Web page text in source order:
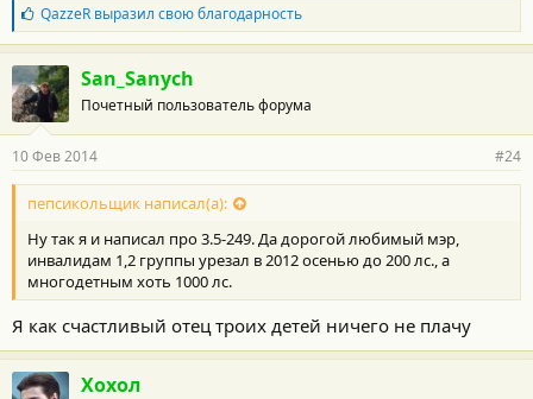
Б
л
а
г
о
а
н
о
с
и
:
QazzeRвыразил свою благодарность
San_Sanych
Почетный пользователь форума
10 Фев 2014 #24
пепсикольщик написал(а):
Ну так я и написал про 3.5-249. Да дорогой любимый мэр,
инвалидам 1,2 группы урезал в 2012 осенью до 200 лс., а
многодетным хоть 1000 лс.
Я как счастливый отец троих детей ничего не плачу
Хохол